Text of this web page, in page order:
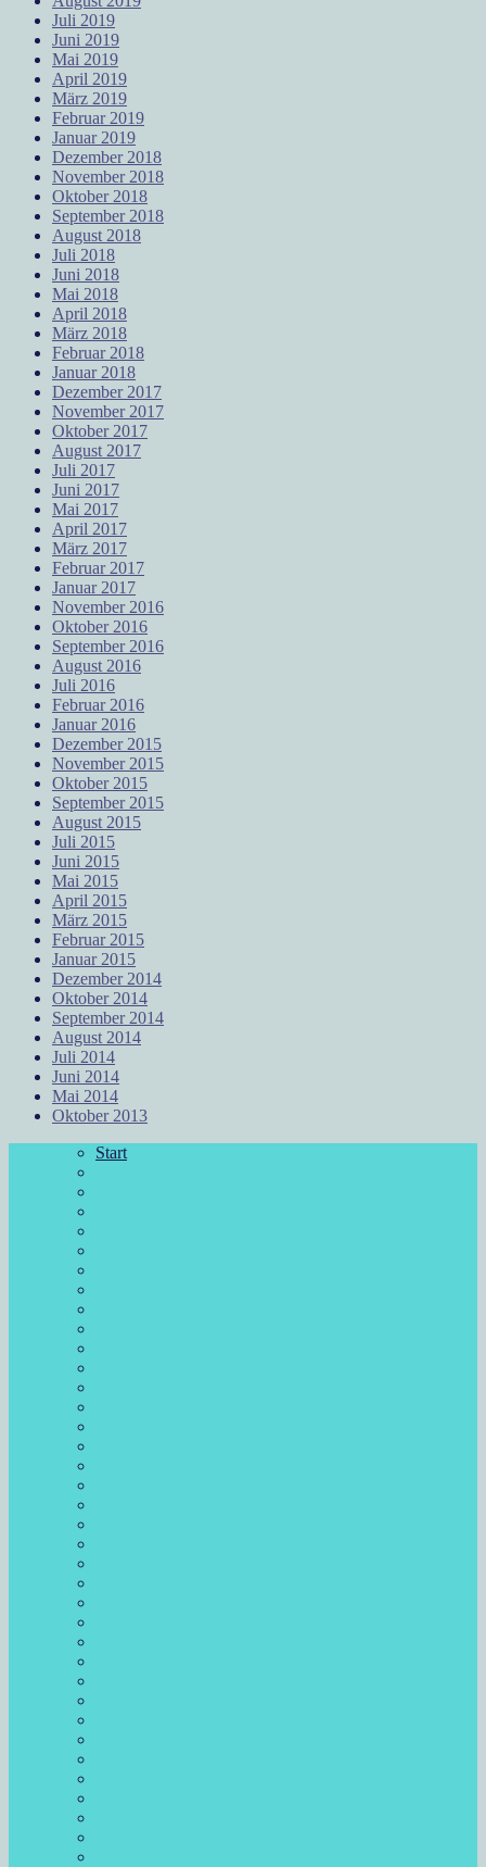
Juli 2019
Juni 2019
Mai 2019
April 2019
März 2019
Februar 2019
Januar 2019
Dezember 2018
November 2018
Oktober 2018
September 2018
August 2018
Juli 2018
Juni 2018
Mai 2018
April 2018
März 2018
Februar 2018
Januar 2018
Dezember 2017
November 2017
Oktober 2017
August 2017
Juli 2017
Juni 2017
Mai 2017
April 2017
März 2017
Februar 2017
Januar 2017
November 2016
Oktober 2016
September 2016
August 2016
Juli 2016
Februar 2016
Januar 2016
Dezember 2015
November 2015
Oktober 2015
September 2015
August 2015
Juli 2015
Juni 2015
Mai 2015
April 2015
März 2015
Februar 2015
Januar 2015
Dezember 2014
Oktober 2014
September 2014
August 2014
Juli 2014
Juni 2014
Mai 2014
Oktober 2013
Start